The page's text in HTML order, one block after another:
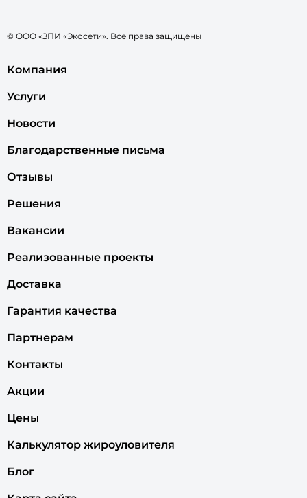
© ООО «ЗПИ «Экосети». Все права защищены
Компания
Услуги
Новости
Благодарственные письма
Отзывы
Решения
Вакансии
Реализованные проекты
Доставка
Гарантия качества
Партнерам
Контакты
Акции
Цены
Калькулятор жироуловителя
Блог